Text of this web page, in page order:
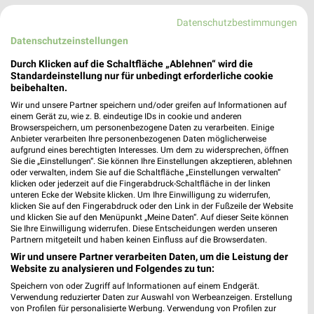
MEHR PROSPEKTE
weekli - Prospekte & Angebote App
Alle NKD Angebote immer griffbereit – mit der kostenlosen
weekli App für iOS & Android.
✔Standortgenaue Angebote
✔Folge deinem Lieblingshändler
✔Push-Benachrichtigungen bei neuen Prospekten
✔Einkaufsliste - Einkauf stressfrei planen
JETZT LADEN UND SPAREN!
Datenschutzbestimmungen
Datenschutzeinstellungen
Durch Klicken auf die Schaltfläche „Ablehnen“ wird die
Standardeinstellung nur für unbedingt erforderliche cookie
beibehalten.
Wir und unsere Partner speichern und/oder greifen auf Informationen auf
einem Gerät zu, wie z. B. eindeutige IDs in cookie und anderen
Browserspeichern, um personenbezogene Daten zu verarbeiten. Einige
Anbieter verarbeiten Ihre personenbezogenen Daten möglicherweise
aufgrund eines berechtigten Interesses. Um dem zu widersprechen, öffnen
Sie die „Einstellungen“. Sie können Ihre Einstellungen akzeptieren, ablehnen
oder verwalten, indem Sie auf die Schaltfläche „Einstellungen verwalten“
klicken oder jederzeit auf die Fingerabdruck-Schaltfläche in der linken
unteren Ecke der Website klicken. Um Ihre Einwilligung zu widerrufen,
klicken Sie auf den Fingerabdruck oder den Link in der Fußzeile der Website
und klicken Sie auf den Menüpunkt „Meine Daten“. Auf dieser Seite können
Sie Ihre Einwilligung widerrufen. Diese Entscheidungen werden unseren
Partnern mitgeteilt und haben keinen Einfluss auf die Browserdaten.
Wir und unsere Partner verarbeiten Daten, um die Leistung der
Website zu analysieren und Folgendes zu tun:
Speichern von oder Zugriff auf Informationen auf einem Endgerät.
Verwendung reduzierter Daten zur Auswahl von Werbeanzeigen. Erstellung
von Profilen für personalisierte Werbung. Verwendung von Profilen zur